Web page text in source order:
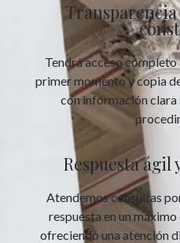
Tendrá acceso completo
primer momento y copia
con información clara
Respuesta
Atendemos consultas
respuesta en un
ofreciendo una atención